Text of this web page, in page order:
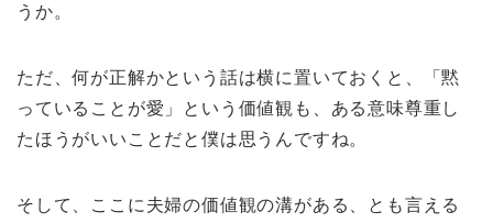
うか。
ただ、何が正解かという話は横に置いておくと、「黙
っていることが愛」という価値観も、ある意味尊重し
たほうがいいことだと僕は思うんですね。
そして、ここに夫婦の価値観の溝がある、とも言える